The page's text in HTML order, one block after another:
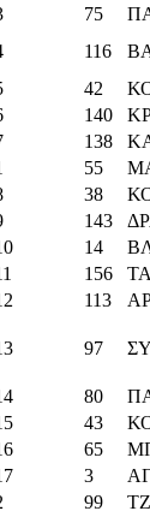
75
116
42
140
138
55
38
143
14
156
113
97
80
43
65
3
99